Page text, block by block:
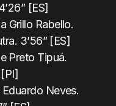
[ES]
Grillo Rabello.
3’56” [ES]
Preto Tipuá.
Neves.